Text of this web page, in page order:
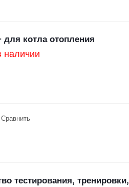
котла отопления
наличии
Сравнить
тестирования, тренировки,